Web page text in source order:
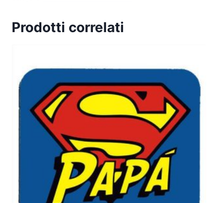
Prodotti correlati